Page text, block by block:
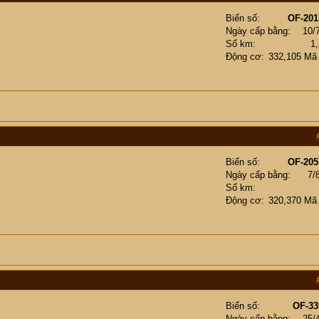
Biển số
OF-
Ngày cấp bằng
10/
Số km
Động cơ
332,105
Biển số
OF-
Ngày cấp bằng
7/
Số km
Động cơ
320,370
Biển số
OF-